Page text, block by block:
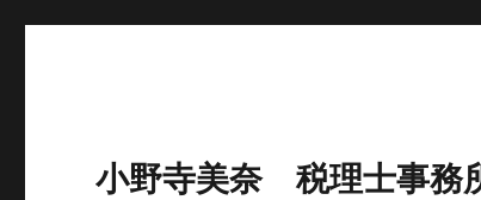
小野寺美奈 税理士事務